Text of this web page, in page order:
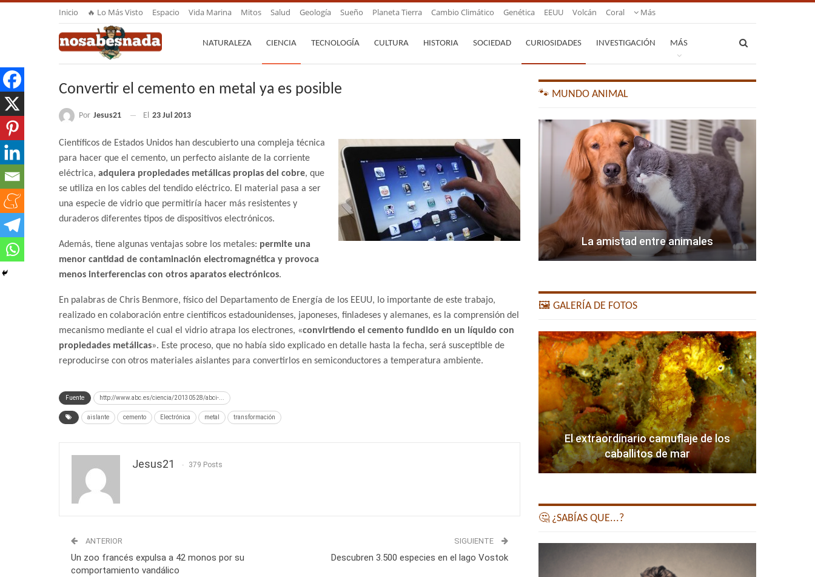
Inicio 🔥 Lo Más Visto Espacio Vida Marina Mitos Salud Geología Sueño Planeta Tierra Cambio Climático Genética EEUU Volcán Coral Más
NATURALEZA CIENCIA TECNOLOGÍA CULTURA HISTORIA SOCIEDAD CURIOSIDADES INVESTIGACIÓN MÁS
Convertir el cemento en metal ya es posible
Por Jesus21 El 23 Jul 2013
Científicos de Estados Unidos han descubierto una compleja técnica
para hacer que el cemento, un perfecto aislante de la corriente
eléctrica, adquiera propiedades metálicas propias del cobre, que
se utiliza en los cables del tendido eléctrico. El material pasa a ser
una especie de vidrio que permitiría hacer más resistentes y
duraderos diferentes tipos de dispositivos electrónicos.
Además, tiene algunas ventajas sobre los metales: permite una
menor cantidad de contaminación electromagnética y provoca
menos interferencias con otros aparatos electrónicos.
En palabras de Chris Benmore, físico del Departamento de Energía de los EEUU, lo importante de este trabajo,
realizado en colaboración entre científicos estadounidenses, japoneses, finladeses y alemanes, es la comprensión del
mecanismo mediante el cual el vidrio atrapa los electrones, «convirtiendo el cemento fundido en un líquido con
propiedades metálicas». Este proceso, que no había sido explicado en detalle hasta la fecha, será susceptible de
reproducirse con otros materiales aislantes para convertirlos en semiconductores a temperatura ambiente.
Fuente http://www.abc.es/ciencia/20130528/abci-...
aislante cemento Electrónica metal transformación
Jesus21 379 Posts
ANTERIOR
Un zoo francés expulsa a 42 monos por su
comportamiento vandálico
SIGUIENTE
Descubren 3.500 especies en el lago Vostok
🐾 MUNDO ANIMAL
La amistad entre animales
🖼️ GALERÍA DE FOTOS
El extraordinario camuflaje de los
caballitos de mar
🤔 ¿SABÍAS QUE...?